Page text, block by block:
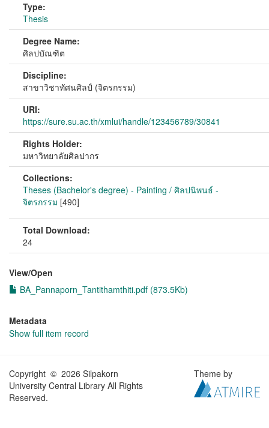
Type:
Thesis
Degree Name:
ศิลปบัณฑิต
Discipline:
สาขาวิชาทัศนศิลป์ (จิตรกรรม)
URI:
https://sure.su.ac.th/xmlui/handle/123456789/30841
Rights Holder:
มหาวิทยาลัยศิลปากร
Collections:
Theses (Bachelor's degree) - Painting / ศิลปนิพนธ์ -
จิตรกรรม [490]
Total Download:
24
View/Open
BA_Pannaporn_Tantithamthiti.pdf (873.5Kb)
Metadata
Show full item record
Copyright © 2026 Silpakorn
University Central Library All Rights
Reserved.
Theme by